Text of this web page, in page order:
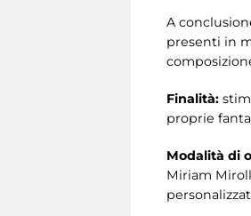
A
presenti in
Finalità:
proprie
Modalità di
Miriam